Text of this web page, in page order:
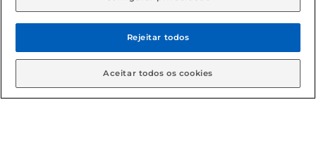
© 2026 Copyright. Todos os direitos
reservados Gbarbosa.
Rejeitar todos
Aceitar todos os cookies